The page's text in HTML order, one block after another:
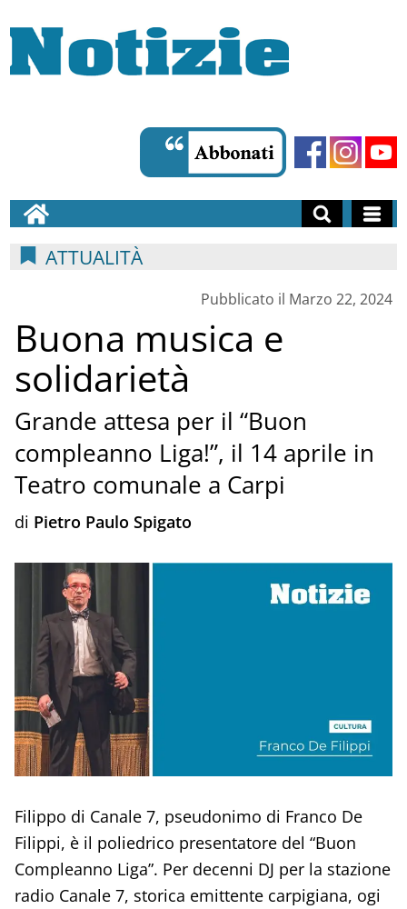
ATTUALITÀ
Pubblicato il Marzo 22, 2024
Buona musica e
solidarietà
Grande attesa per il “Buon
compleanno Liga!”, il 14 aprile in
Teatro comunale a Carpi
di Pietro Paulo Spigato
Filippo di Canale 7, pseudonimo di Franco De
Filippi, è il poliedrico presentatore del “Buon
Compleanno Liga”. Per decenni DJ per la stazione
radio Canale 7, storica emittente carpigiana, ogi